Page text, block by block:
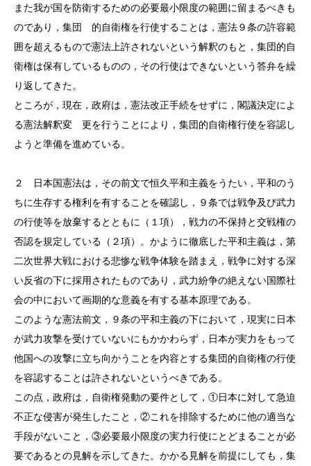
また我が国を防衛するための必要最小限度の範囲に留まるべきも
のであり，集団 的自衛権を行使することは，憲法９条の許容範
囲を超えるもので憲法上許されないという解釈のもと，集団的自
衛権は保有しているものの，その行使はできないという答弁を繰
り返してきた。
ところが，現在，政府は，憲法改正手続をせずに，閣議決定によ
る憲法解釈変 更を行うことにより，集団的自衛権行使を容認し
ようと準備を進めている。
２ 日本国憲法は，その前文で恒久平和主義をうたい，平和のう
ちに生存する権利を有することを確認し，９条では戦争及び武力
の行使等を放棄するとともに（１項），戦力の不保持と交戦権の
否認を規定している（２項）。かように徹底した平和主義は，第
二次世界大戦における悲惨な戦争体験を踏まえ，戦争に対する深
い反省の下に採用されたものであり，武力紛争の絶えない国際社
会の中において画期的な意義を有する基本原理である。
このような憲法前文，９条の平和主義の下において，現実に日本
が武力攻撃を受けていないにもかかわらず，日本が実力をもって
他国への攻撃に立ち向かうことを内容とする集団的自衛権の行使
を容認することは許されないというべきである。
この点，政府は，自衛権発動の要件として，①日本に対して急迫
不正な侵害が発生したこと，②これを排除するために他の適当な
手段がないこと，③必要最小限度の実力行使にとどまることが必
要であるとの見解を示してきた。かかる見解を前提にしても，集